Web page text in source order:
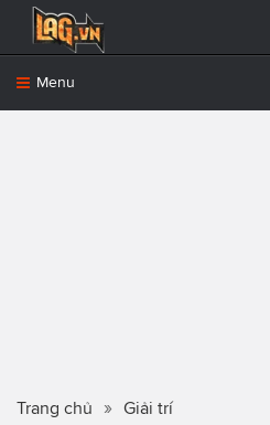
Menu
Trang chủ Giải trí